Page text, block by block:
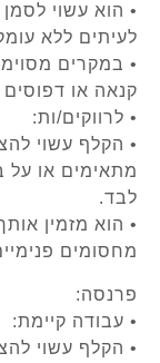
• הוא עשוי
לעיתים ללא
• במקרים
קנאה או דפוסים
• לרווקים/ות:
• הקלף עשוי
מתאימים או על
לבד.
• הוא מזמין
מחסומים
פרנסה:
• עבודה קיימת:
• הקלף עשוי